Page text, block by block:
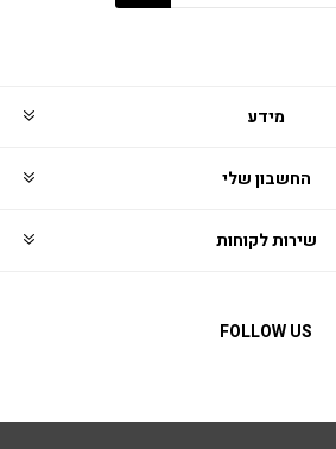
מידע
החשבון שלי
שירות לקוחות
FOLLOW US